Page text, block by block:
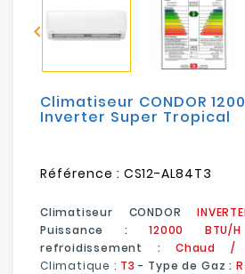
Loisirs

Climatiseur CONDOR
Inverter Super Tropical
Référence : CS12-AL84T3
Climatiseur CONDOR
Puissance :12000 BTU/H
refroidissement :
Chaud
Climatique : T3 - Type de Gaz :